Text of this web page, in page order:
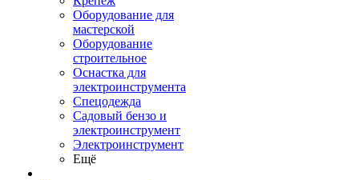
Оборудование для
мастерской
Оборудование
строительное
Оснастка для
электроинструмента
Спецодежда
Садовый бензо и
электроинструмент
Электроинструмент
Ещё